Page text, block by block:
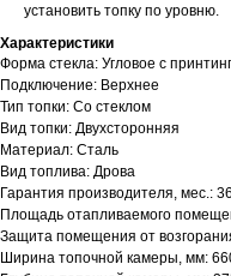
установить топку по уровню.
Характеристики
Форма стекла: Угловое с
Подключение: Верхнее
Тип топки: Со стеклом
Вид топки: Двухсторонняя
Материал: Сталь
Вид топлива: Дрова
Гарантия производителя, мес.: 36
Площадь отапливаемого
Защита помещения от
Ширина топочной камеры, мм: